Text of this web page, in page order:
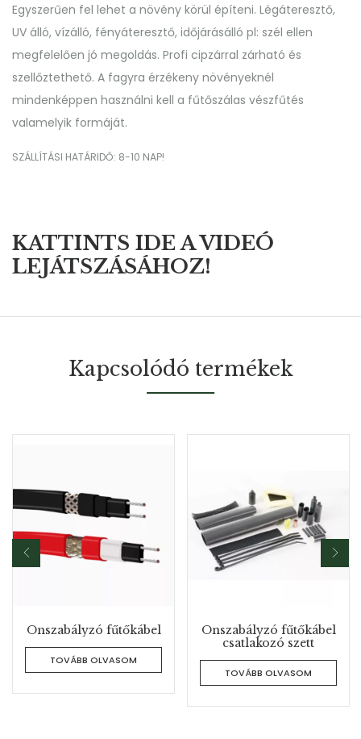
Egyszerűen fel lehet a növény körül építeni. Légáteresztő,
UV álló, vízálló, fényáteresztő, időjárásálló pl: szél ellen
megfelelően jó megoldás. Profi cipzárral zárható és
szellőztethető. A fagyra érzékeny növényeknél
mindenképpen használni kell a fűtőszálas vészfűtés
valamelyik formáját.
SZÁLLÍTÁSI HATÁRIDŐ: 8-10 NAP!
KATTINTS IDE A VIDEÓ
LEJÁTSZÁSÁHOZ!
Kapcsolódó termékek
Önszabályzó fűtőkábel
TOVÁBB OLVASOM
Önszabályzó fűtőkábel
csatlakozó szett
TOVÁBB OLVASOM